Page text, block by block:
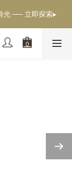
$100 ── 立即選
光 ── 立即探索▸
$100 ── 立即選